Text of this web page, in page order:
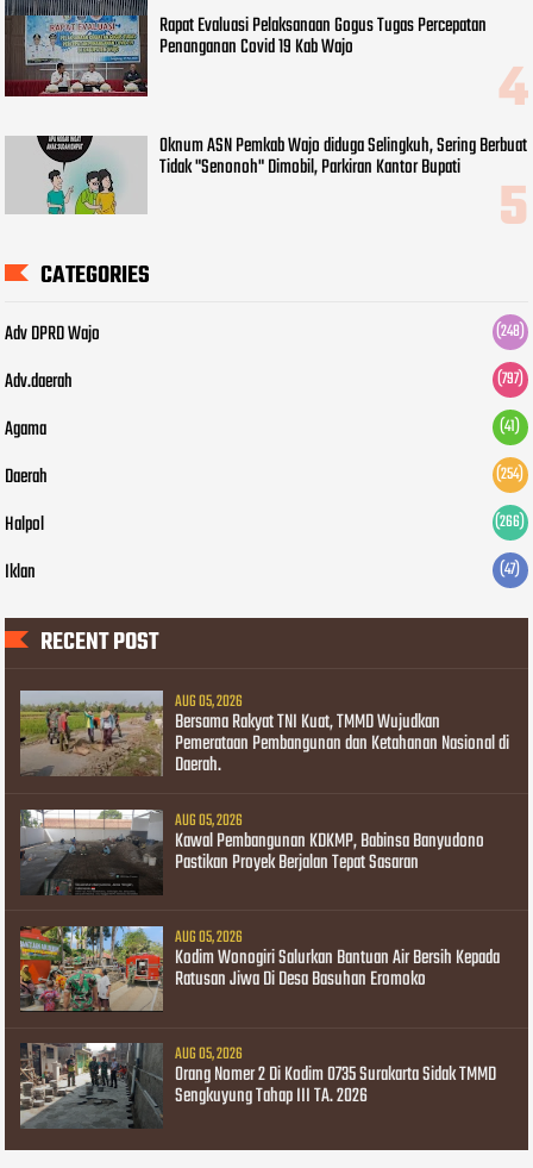
Rapat Evaluasi Pelaksanaan Gogus Tugas Percepatan
Penanganan Covid 19 Kab Wajo
Oknum ASN Pemkab Wajo diduga Selingkuh, Sering Berbuat
Tidak "Senonoh" Dimobil, Parkiran Kantor Bupati
CATEGORIES
Adv DPRD Wajo (248)
Adv.daerah (797)
Agama (41)
Daerah (254)
Halpol (266)
Iklan (47)
RECENT POST
AUG 05, 2026
Bersama Rakyat TNI Kuat, TMMD Wujudkan
Pemerataan Pembangunan dan Ketahanan Nasional di
Daerah.
AUG 05, 2026
Kawal Pembangunan KDKMP, Babinsa Banyudono
Pastikan Proyek Berjalan Tepat Sasaran
AUG 05, 2026
Kodim Wonogiri Salurkan Bantuan Air Bersih Kepada
Ratusan Jiwa Di Desa Basuhan Eromoko
AUG 05, 2026
Orang Nomer 2 Di Kodim 0735 Surakarta Sidak TMMD
Sengkuyung Tahap III TA. 2026